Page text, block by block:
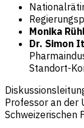
Monika
Dr. Simon
Standort-
Professor an der
Schweizerischen